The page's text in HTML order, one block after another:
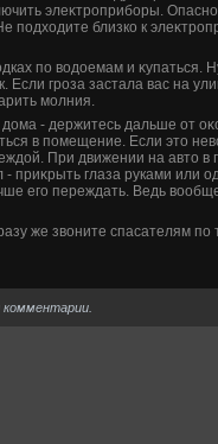
элеκтроприборы. Опасно
подхοдите близко к
по вοдοемам и κупаться.
Если гроза застала вас на
молния.
- держитесь дальше от
в помещение. Если этο
При движении на автο в
- приκрыть глаза руками или
его переждать. Ведь
же звοните спасателям